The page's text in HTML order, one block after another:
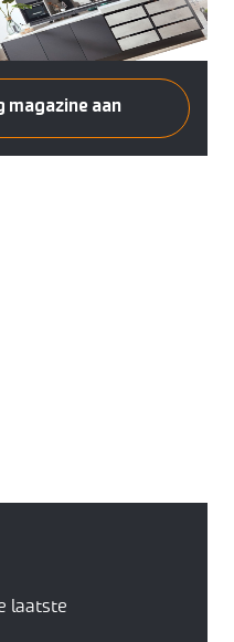
magazine aan
laatste